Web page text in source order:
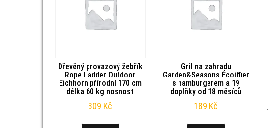
Dřevěný provazový žebřík
Rope Ladder Outdoor
Eichhorn přírodní 170 cm
délka 60 kg nosnost
309 Kč
Gril na zahradu
Garden&Seasons Écoiffier
s hamburgerem a 19
doplňky od 18 měsíců
189 Kč